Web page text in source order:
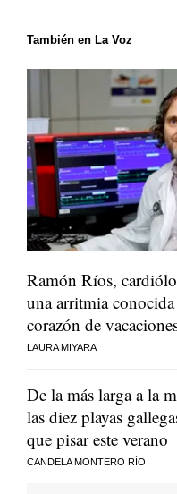
También en La Voz
Ramón Ríos,
una arritmia
corazón de
LAURA MIYARA
De la más larga a la
las diez playas
que pisar este verano
CANDELA MONTERO RÍO